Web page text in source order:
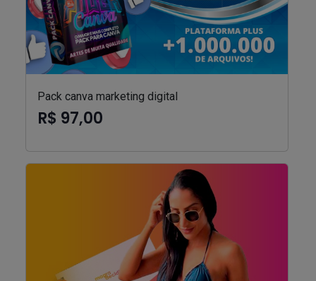
Pack canva marketing digital
R$ 97,00